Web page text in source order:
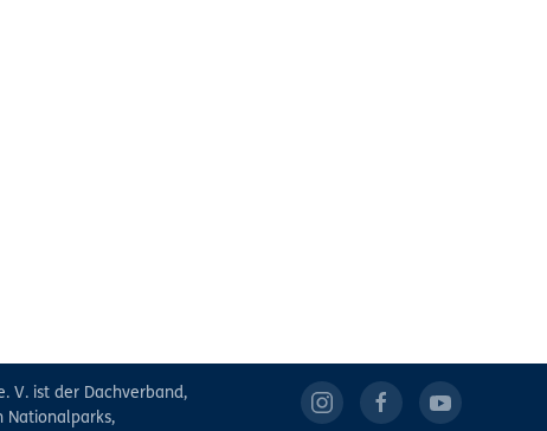
V. ist der Dachverband,
Nationalparks,